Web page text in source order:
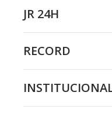
JR 24H
RECORD